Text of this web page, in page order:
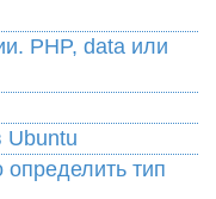
PHP, data или
Ubuntu
тип